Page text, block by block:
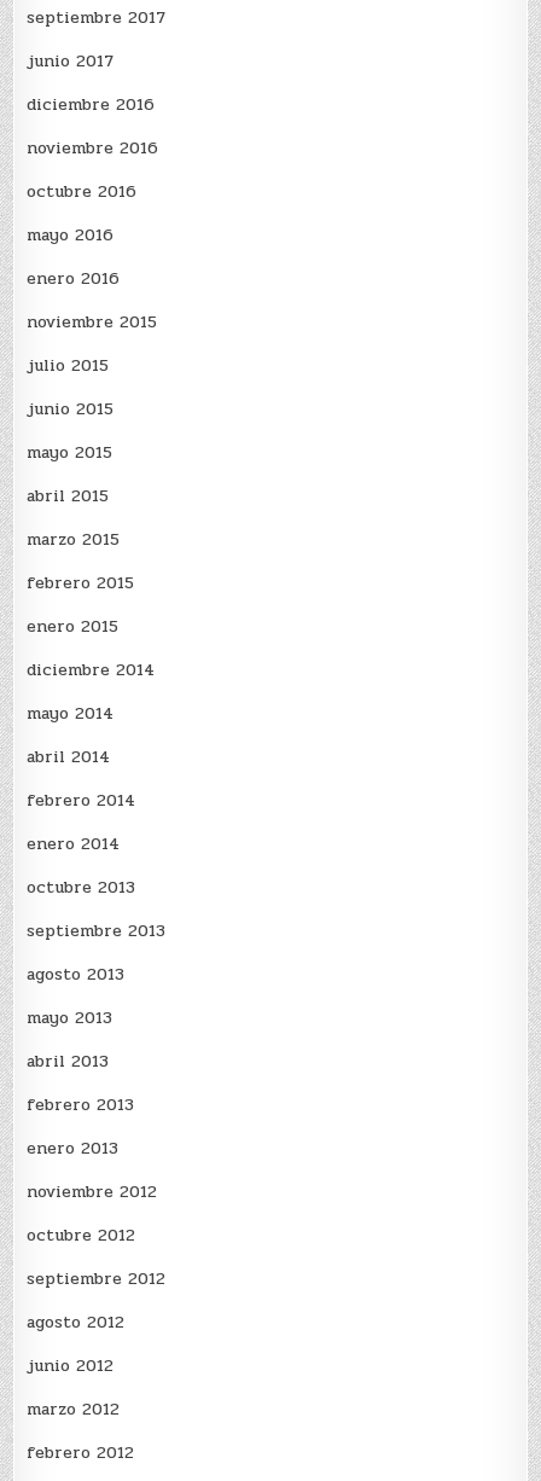
septiembre 2017
junio 2017
diciembre 2016
noviembre 2016
octubre 2016
mayo 2016
enero 2016
noviembre 2015
julio 2015
junio 2015
mayo 2015
abril 2015
marzo 2015
febrero 2015
enero 2015
diciembre 2014
mayo 2014
abril 2014
febrero 2014
enero 2014
octubre 2013
septiembre 2013
agosto 2013
mayo 2013
abril 2013
febrero 2013
enero 2013
noviembre 2012
octubre 2012
septiembre 2012
agosto 2012
junio 2012
marzo 2012
febrero 2012